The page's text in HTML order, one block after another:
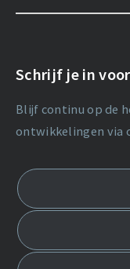
Schrijf je in
Blijf continu op de
ontwikkelingen via